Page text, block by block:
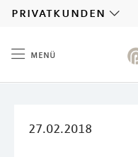
privatkunden
menü
27.02.2018